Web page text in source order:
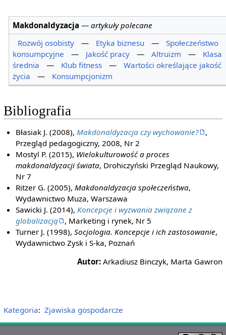
Makdonaldyzacja —artykuły polecane
Rozwój osobisty
— Etyka biznesu —
Społeczeństwo
konsumpcyjne
— Jakość pracy — Altruizm —
Klasa
średnia
— Klub fitness —
Wartości określające jakość
życia
— Konsumpcjonizm
Bibliografia
Błasiak J. (2008), Makdonaldyzacja czy wychowanie?
,
Przegląd pedagogiczny, 2008, Nr 2
Mostyl P. (2015), Wielokulturowość a proces
makdonaldyzacji świata, Drohiczyński Przegląd Naukowy,
Nr 7
Ritzer G. (2005), Makdonaldyzacja społeczeństwa,
Wydawnictwo Muza, Warszawa
Sawicki J. (2014), Koncepcje i wyzwania związane z
globalizacją
, Marketing i rynek, Nr 5
Turner J. (1998),Socjologia. Koncepcje i ich zastosowanie,
Wydawnictwo Zysk i S-ka, Poznań
Autor: Arkadiusz Binczyk, Marta Gawron
Kategoria: Zjawiska gospodarcze